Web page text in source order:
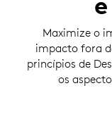
Maximize o
impacto fora
princípios de
os